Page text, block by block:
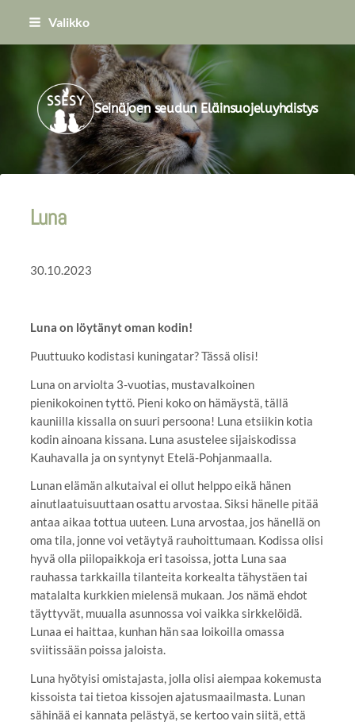
Siirry
Valikko
Seinäjoen seudun Eläinsuojeluyhdistys
Luna
30.10.2023
Luna on löytänyt oman kodin!
Puuttuuko kodistasi kuningatar? Tässä olisi!
Luna on arviolta 3-vuotias, mustavalkoinen
pienikokoinen tyttö. Pieni koko on hämäystä, tällä
kauniilla kissalla on suuri persoona! Luna etsiikin kotia
kodin ainoana kissana. Luna asustelee sijaiskodissa
Kauhavalla ja on syntynyt Etelä-Pohjanmaalla.
Lunan elämän alkutaival ei ollut helppo eikä hänen
ainutlaatuisuuttaan osattu arvostaa. Siksi hänelle pitää
antaa aikaa tottua uuteen. Luna arvostaa, jos hänellä on
oma tila, jonne voi vetäytyä rauhoittumaan. Kodissa olisi
hyvä olla piilopaikkoja eri tasoissa, jotta Luna saa
rauhassa tarkkailla tilanteita korkealta tähystäen tai
matalalta kurkkien mielensä mukaan. Jos nämä ehdot
täyttyvät, muualla asunnossa voi vaikka sirkkelöidä.
Lunaa ei haittaa, kunhan hän saa loikoilla omassa
sviitissään poissa jaloista.
Luna hyötyisi omistajasta, jolla olisi aiempaa kokemusta
kissoista tai tietoa kissojen ajatusmaailmasta. Lunan
sähinää ei kannata pelästyä, se kertoo vain siitä, että